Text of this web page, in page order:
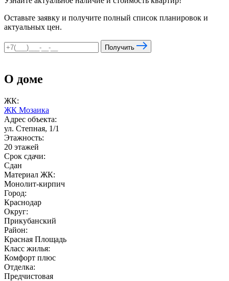
Оставьте заявку и получите полный список планировок и
актуальных цен.
Получить
О доме
ЖК:
ЖК Мозаика
Адрес объекта:
ул. Степная, 1/1
Этажность:
20 этажей
Срок сдачи:
Сдан
Материал ЖК:
Монолит-кирпич
Город:
Краснодар
Округ:
Прикубанский
Район:
Красная Площадь
Класс жилья:
Комфорт плюс
Отделка:
Предчистовая